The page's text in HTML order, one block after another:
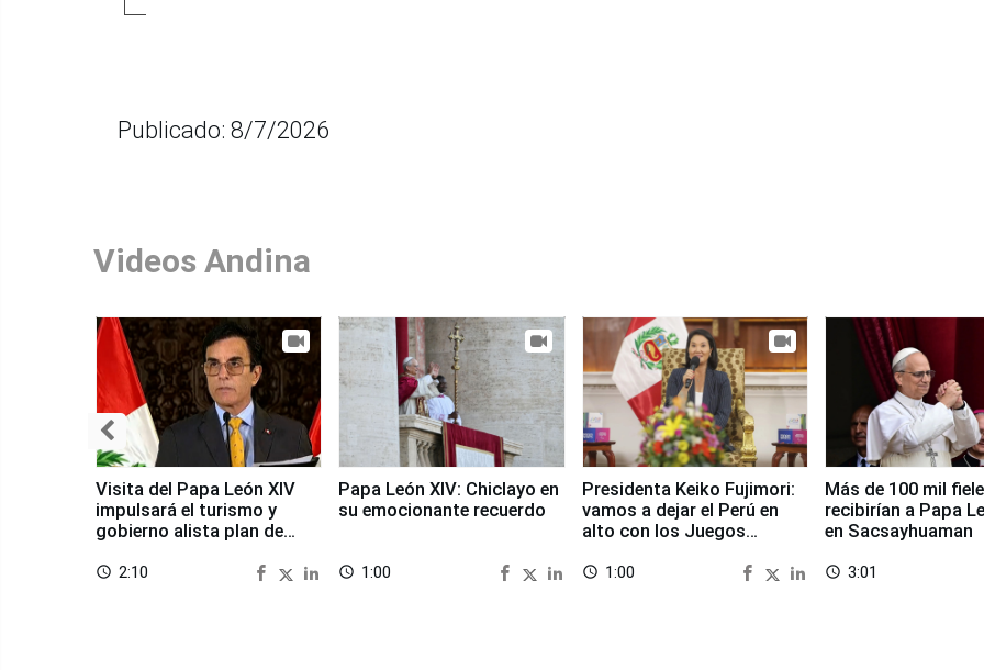
Publicado: 8/7/2026
Videos Andina
Visita del Papa León XIV
impulsará el turismo y
gobierno alista plan de
access_time 2:10
Papa León XIV: Chiclayo en
su emocionante recuerdo
access_time 1:00
Presidenta Keiko Fujimori:
vamos a dejar el Perú en
alto con los Juegos
access_time 1:00
Más de 100 mil
recibirían a Papa
en Sacsayhuaman
access_time 3:01